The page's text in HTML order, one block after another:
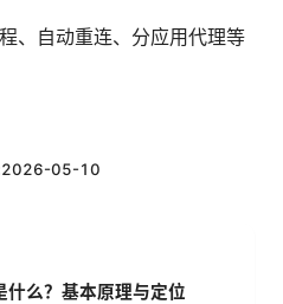
、自动重连、分应用代理等
2026-05-10
么？基本原理与定位